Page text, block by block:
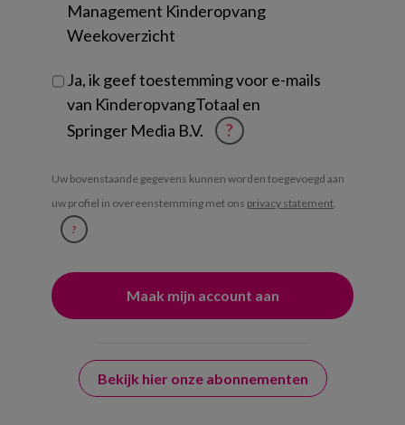
Management Kinderopvang
Weekoverzicht
Ja, ik geef toestemming voor e-mails
van KinderopvangTotaal en
Springer Media B.V.
?
Uw bovenstaande gegevens kunnen worden toegevoegd aan
uw profiel in overeenstemming met ons privacy statement.
?
Bekijk hier onze abonnementen